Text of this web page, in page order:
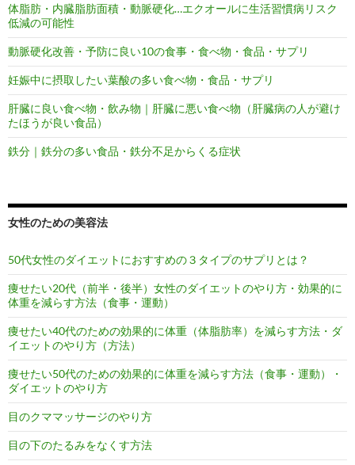
体脂肪・内臓脂肪面積・動脈硬化…エクオールに生活習慣病リスク
低減の可能性
動脈硬化改善・予防に良い10の食事・食べ物・食品・サプリ
妊娠中に摂取したい葉酸の多い食べ物・食品・サプリ
肝臓に良い食べ物・飲み物｜肝臓に悪い食べ物（肝臓病の人が避け
たほうが良い食品）
鉄分｜鉄分の多い食品・鉄分不足からくる症状
女性のための美容法
50代女性のダイエットにおすすめの３タイプのサプリとは？
痩せたい20代（前半・後半）女性のダイエットのやり方・効果的に
体重を減らす方法（食事・運動）
痩せたい40代のための効果的に体重（体脂肪率）を減らす方法・ダ
イエットのやり方（方法）
痩せたい50代のための効果的に体重を減らす方法（食事・運動）・
ダイエットのやり方
目のクママッサージのやり方
目の下のたるみをなくす方法